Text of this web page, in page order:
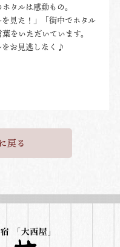
タルは感動もの。
見た！」「街中でホタル
をいただいています。
をお見逃しなく♪
戻る